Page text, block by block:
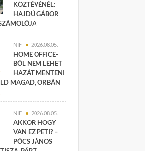
KÖZTÉVÉNÉL:
HAJDÚ GÁBOR
NIF 2026.08.05.
HOME OFFICE-
BÓL NEM LEHET
HAZÁT MENTENI
MAGAD, ORBÁN
NIF 2026.08.05.
AKKOR HOGY
VAN EZ PETI? –
PÓCS JÁNOS